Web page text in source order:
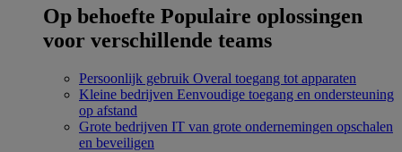
Op behoefte Populaire oplossingen
voor verschillende teams
Persoonlijk gebruik Overal toegang tot apparaten
Kleine bedrijven Eenvoudige toegang en ondersteuning
op afstand
Grote bedrijven IT van grote ondernemingen opschalen
en beveiligen